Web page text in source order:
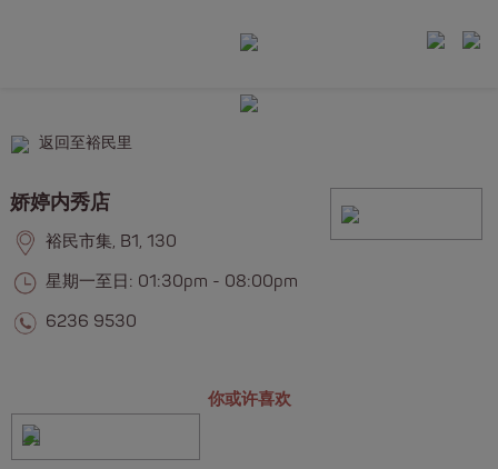
返回至裕民里
娇婷内秀店
裕民市集, B1, 130
星期一至日: 01:30pm - 08:00pm
6236 9530
你或许喜欢